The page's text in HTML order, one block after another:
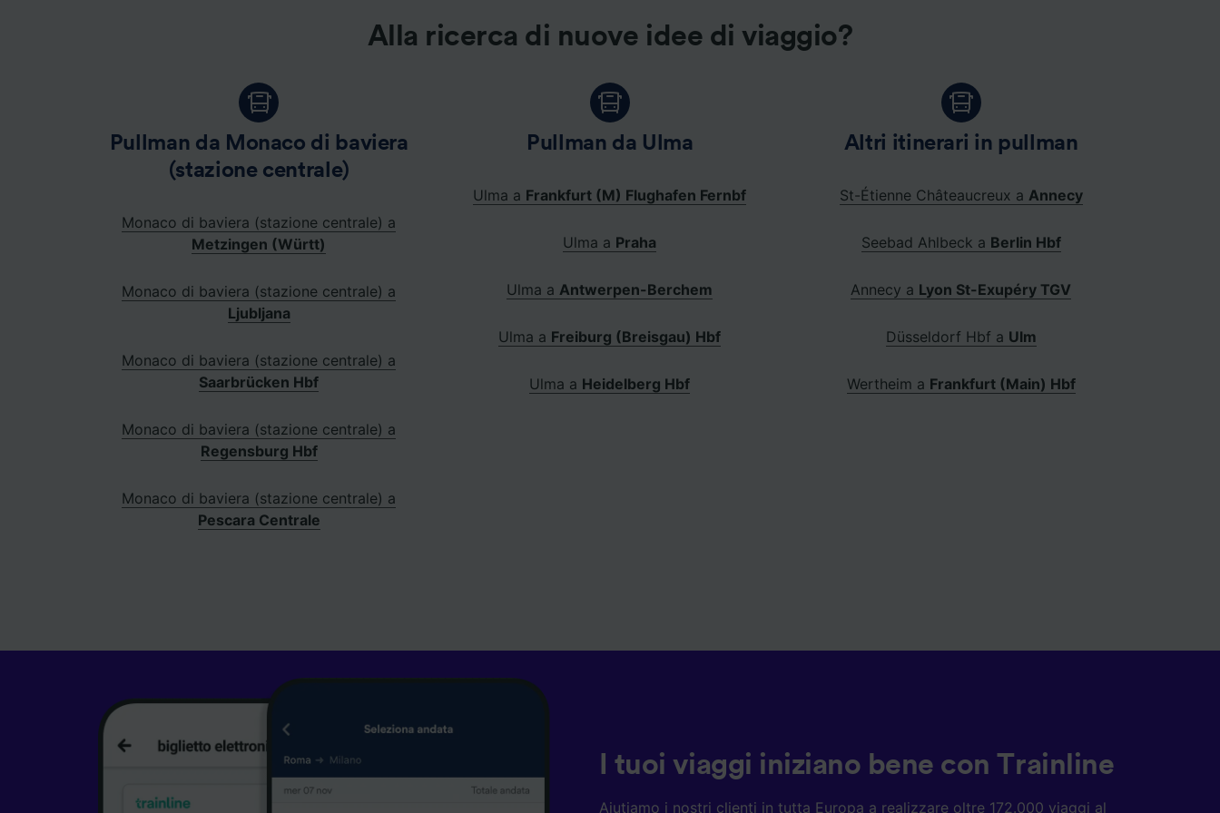
Alla ricerca di nuove idee di viaggio?
Pullman da Monaco di baviera
(stazione centrale)
Monaco di baviera (stazione centrale) a
Metzingen (Württ)
Monaco di baviera (stazione centrale) a
Ljubljana
Monaco di baviera (stazione centrale) a
Saarbrücken Hbf
Monaco di baviera (stazione centrale) a
Regensburg Hbf
Monaco di baviera (stazione centrale) a
Pescara Centrale
Pullman da Ulma
Ulma a Frankfurt (M) Flughafen Fernbf
Ulma a Praha
Ulma aAntwerpen-Berchem
Ulma a Freiburg (Breisgau) Hbf
Ulma a Heidelberg Hbf
Altri itinerari in pullman
St-Étienne Châteaucreux a Annecy
Seebad Ahlbeck a Berlin Hbf
Annecy a Lyon St-Exupéry TGV
Düsseldorf Hbf a Ulm
Wertheim a Frankfurt (Main) Hbf
I tuoi viaggi iniziano bene con Trainline
Aiutiamo i nostri clienti in tutta Europa a realizzare oltre 172.000 viaggi al